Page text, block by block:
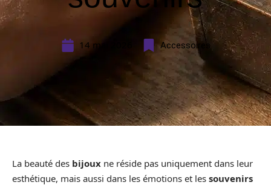
14 mai 2026 Accessoires
La beauté des bijoux ne réside pas uniquement dans leur
esthétique, mais aussi dans les émotions et les souvenirs